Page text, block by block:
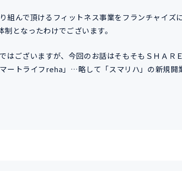
組んで頂けるフィットネス事業をフランチャイズ
となったわけでございます。
はございますが、今回のお話はそもそもＳＨＡＲ
ートライフreha」…略して「スマリハ」の新規開